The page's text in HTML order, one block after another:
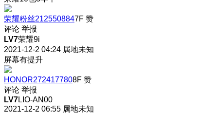
荣耀粉丝2125508847F 赞
评论 举报
LV7荣耀9i
2021-12-2 04:24 属地未知
屏幕有提升
HONOR2724177808F 赞
评论 举报
LV7LIO-AN00
2021-12-2 06:55 属地未知